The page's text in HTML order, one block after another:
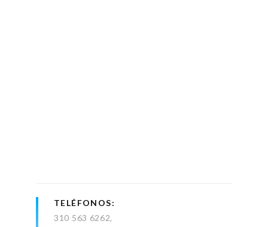
TELÉFONOS
310 563 6262